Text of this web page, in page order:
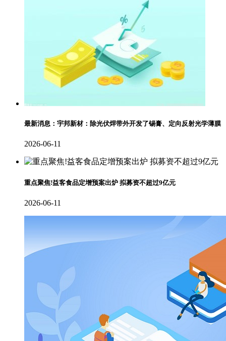
最新消息：宇邦新材：除光伏焊带外开发了锡膏、定向反射光学薄膜
2026-06-11
重点聚焦!益客食品定增预案出炉 拟募资不超过9亿元
2026-06-11